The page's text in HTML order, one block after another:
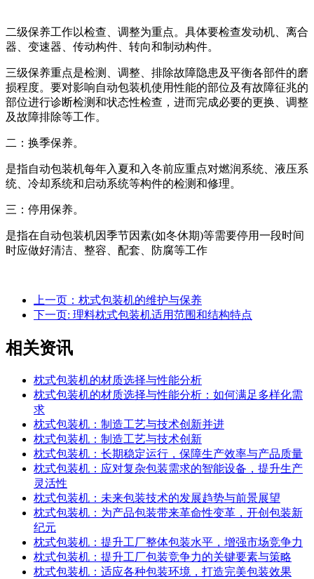
二级保养工作以检查、调整为重点。具体要检查发动机、离合
器、变速器、传动构件、转向和制动构件。
三级保养重点是检测、调整、排除故障隐患及平衡各部件的磨
损程度。要对影响自动包装机使用性能的部位及有故障征兆的
部位进行诊断检测和状态性检查，进而完成必要的更换、调整
及故障排除等工作。
二：换季保养。
是指自动包装机每年入夏和入冬前应重点对燃润系统、液压系
统、冷却系统和启动系统等构件的检测和修理。
三：停用保养。
是指在自动包装机因季节因素(如冬休期)等需要停用一段时间
时应做好清洁、整容、配套、防腐等工作
上一页：枕式包装机的维护与保养
下一页: 理料枕式包装机适用范围和结构特点
相关资讯
枕式包装机的材质选择与性能分析
枕式包装机的材质选择与性能分析：如何满足多样化需
求
枕式包装机：制造工艺与技术创新并进
枕式包装机：制造工艺与技术创新
枕式包装机：长期稳定运行，保障生产效率与产品质量
枕式包装机：应对复杂包装需求的智能设备，提升生产
灵活性
枕式包装机：未来包装技术的发展趋势与前景展望
枕式包装机：为产品包装带来革命性变革，开创包装新
纪元
枕式包装机：提升工厂整体包装水平，增强市场竞争力
枕式包装机：提升工厂包装竞争力的关键要素与策略
枕式包装机：适应各种包装环境，打造完美包装效果